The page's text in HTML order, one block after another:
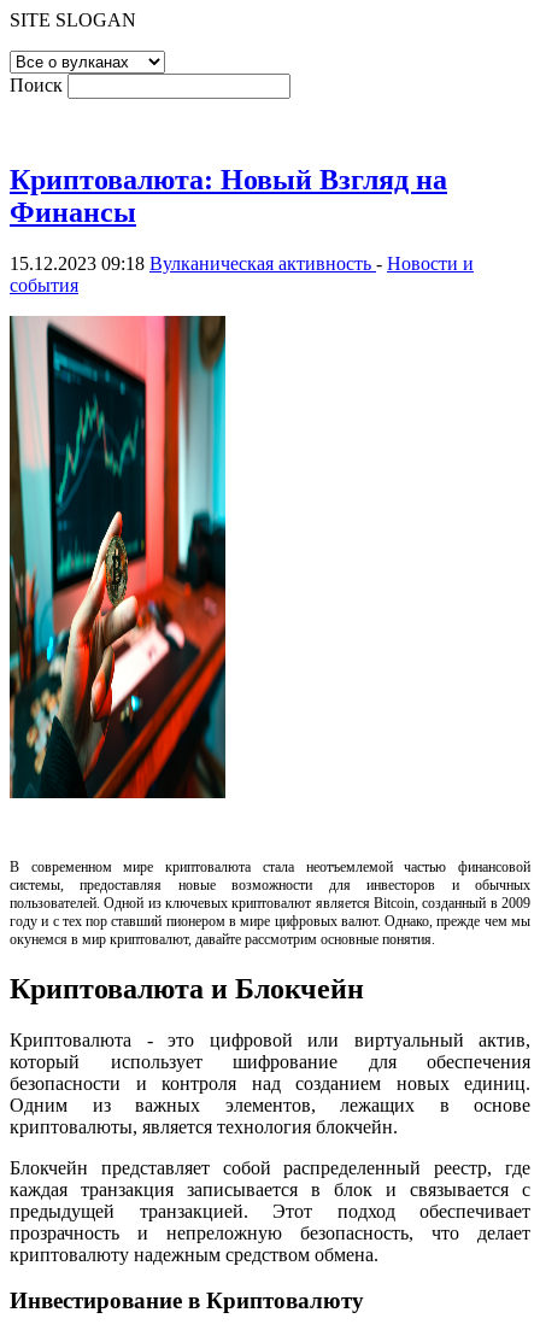
SITE SLOGAN
Поиск
Криптовалюта: Новый Взгляд на
Финансы
15.12.2023 09:18 Вулканическая активность - Новости и
события
В современном мире криптовалюта стала неотъемлемой частью финансовой
системы, предоставляя новые возможности для инвесторов и обычных
пользователей. Одной из ключевых криптовалют является Bitcoin, созданный в 2009
году и с тех пор ставший пионером в мире цифровых валют. Однако, прежде чем мы
окунемся в мир криптовалют, давайте рассмотрим основные понятия.
Криптовалюта и Блокчейн
Криптовалюта - это цифровой или виртуальный актив,
который использует шифрование для обеспечения
безопасности и контроля над созданием новых единиц.
Одним из важных элементов, лежащих в основе
криптовалюты, является технология блокчейн.
Блокчейн представляет собой распределенный реестр, где
каждая транзакция записывается в блок и связывается с
предыдущей транзакцией. Этот подход обеспечивает
прозрачность и непреложную безопасность, что делает
криптовалюту надежным средством обмена.
Инвестирование в Криптовалюту